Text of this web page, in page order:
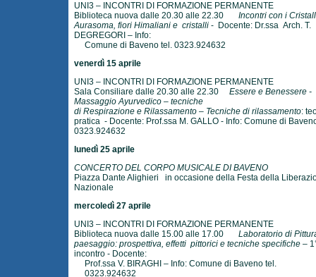
UNI3 – INCONTRI DI FORMAZIONE PERMANENTE
Biblioteca nuova dalle 20.30 alle 22.30
Incontri con i
Aurasoma, fiori Himaliani e cristalli - Docente: Dr.ssa Arch. T.
DEGREGORI – Info:
Comune di Baveno tel. 0323.924632
venerdì 15 aprile
UNI3 – INCONTRI DI FORMAZIONE PERMANENTE
Sala Consiliare dalle 20.30 alle 22.30 Essere e Benessere -
Massaggio Ayurvedico – tecniche
di Respirazione e Rilassamento – Tecniche di rilassamento:
pratica - Docente: Prof.ssa M. GALLO - Info: Comune di
0323.924632
lunedì 25 aprile
CONCERTO DEL CORPO MUSICALE DI BAVENO
Piazza Dante Alighieri in occasione della Festa della
Nazionale
mercoledì 27 aprile
UNI3 – INCONTRI DI FORMAZIONE PERMANENTE
Biblioteca nuova dalle 15.00 alle 17.00 Laboratorio di
paesaggio: prospettiva, effetti pittorici e tecniche specifiche –
incontro - Docente:
Prof.ssa V. BIRAGHI – Info: Comune di Baveno tel.
0323.924632